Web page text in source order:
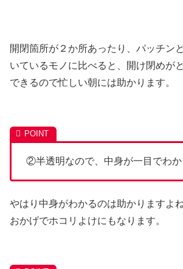
開閉箇所が２か所あったり、パッチン
いているモノに比べると、開け閉めが
できるので忙しい朝には助かります。
②半透明なので、中身が一目でわか
やはり中身がわかるのは助かりますよ
おかげでホコリよけにもなります。